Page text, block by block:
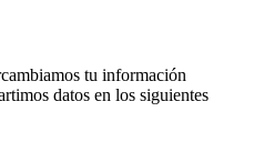
tu información
datos en los siguientes